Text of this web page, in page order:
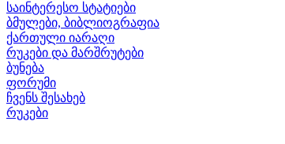
საინტერესო სტატიები
ბმულები, ბიბლიოგრაფია
ქართული იარაღი
რუკები და მარშრუტები
ბუნება
ფორუმი
ჩვენს შესახებ
რუკები